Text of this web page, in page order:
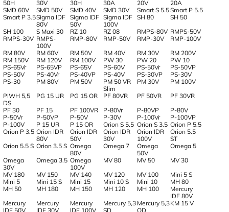
50H
30V
30H
30A
20V
20A
SMD 60V
SMD 50V SMD 40V SMD 30V Smart S 5.5Smart P 5.5
Smart P 3.5Sigma IDF
80V
Sigma IDF
50V
Sigma IDF
100V
SH 80
SH 50
SH 100
S Maxi 30 RZ 10 RZ 08 RMPS-80V RMPS-50V
RMPS-30V RMPS-
100V
RMP-80V RMP-50V RMP-30V
RMP-100V
RM 80V
RM 60V RM 50V RM 40V RM 30V
RM 200V
RM 150V
RM 120V RM 100V PW 30 PW 20
PW 10
PS-65Vr
PS-65VP PS-65V PS-60V PS-50Vr
PS-50VP
PS-50V
PS-40Vr PS-40VP PS-40V PS-30VP
PS-30V
PS-30
PM 80V PM 50V
PM 50 VR
Slim
PM 30V
PM 100V
PIWH 5,5
DS
PG 15 UR PG 15 OR PF 80VR PF 50VR
PF 30VR
PF 30
PF 15 PF 100VR P-80Vr P-80VP
P-80V
P-50Vr
P-50VP P-50V P-30V P-100Vr
P-100VP
P-100V
P 15 UR P 15 OR Orion S 5.5 Orion S 3.5 Orion P 5.5
Orion P 3.5 Orion IDR
80V
Orion IDR
50V
Orion IDR
30V
Orion IDR
100V
Orion 5.5
ST
Orion 5.5 S Orion 3.5 S Omega
80V
Omega 7
Omega
50V
Omega 5
Omega
30V
Omega 3.5 Omega
100V
MV 80 MV 50
MV 30
MV 180
MV 150 MV 140 MV 120 MV 100
Mini 5 S
Mini 5
Mini 15 S Mini 15 Mini 10 S Mini 10
MH 80
MH 50
MH 180 MH 150 MH 120 MH 100
Mercury
IDF 80V
Mercury
IDF 50V
Mercury
IDF 30V
Mercury
IDF 100V
Mercury 5,3
SD
Mercury 5,3
OD
KM 15 V